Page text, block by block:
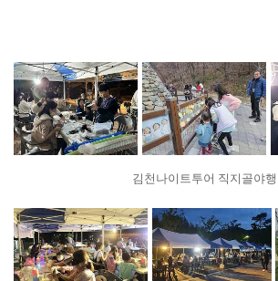
김천나이트투어 직지골야행